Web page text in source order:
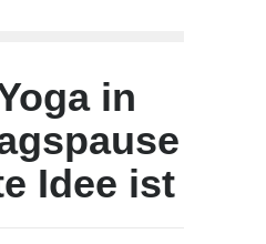
in
Idee ist